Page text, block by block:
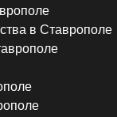
в Ставрополе